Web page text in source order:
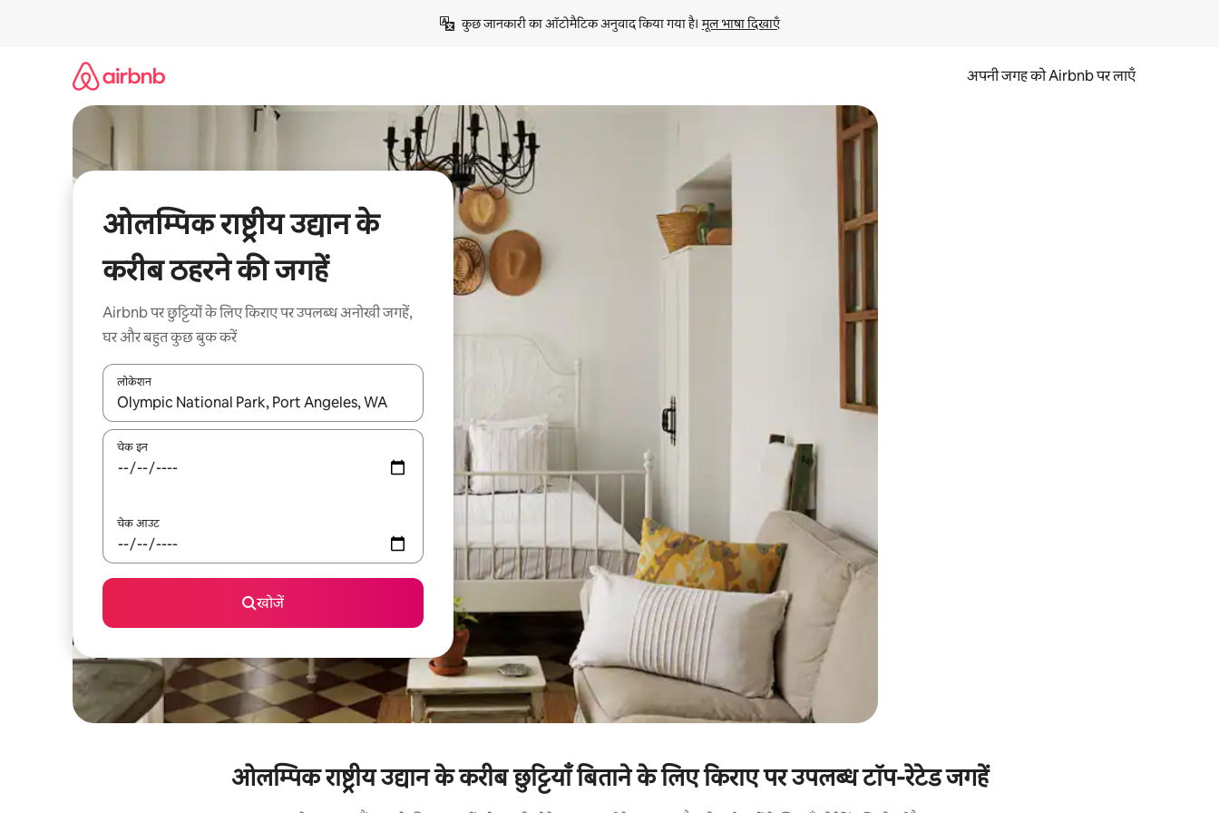
कुछ जानकारी का ऑटोमैटिक अनुवाद किया गया है। मूल भाषा दिखाएँ
अपनी जगह को Airbnb पर लाएँ
ओलम्पिक राष्ट्रीय उद्यान के
करीब ठहरने की जगहें
Airbnb पर छुट्टियों के लिए किराए पर उपलब्ध अनोखी जगहें,
घर और बहुत कुछ बुक करें
लोकेशन
नतीजों के उपलब्ध होने पर, अप और डाउन 'ऐरो की' का इस्तेमाल करके नेविगेट करें या टच या फिर स्वाइप जेस्चर का इस्तेमाल करके एक्सप्लोर करें।
चेक इन
चेक आउट
खोजें
ओलम्पिक राष्ट्रीय उद्यान के करीब छुट्टियाँ बिताने के लिए किराए पर उपलब्ध टॉप-रेटेड जगहें